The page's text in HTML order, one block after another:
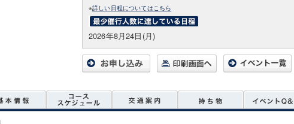
※詳しい日程についてはこちら
2026年8月24日(月)